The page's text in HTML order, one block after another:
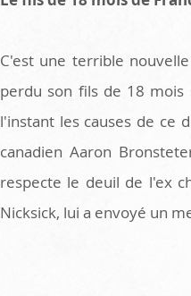
C'est une terrible
perdu son fils de 18 mois
l'instant les causes de ce
canadien Aaron
respecte le deuil de l'ex
Nicksick, lui a envoyé un